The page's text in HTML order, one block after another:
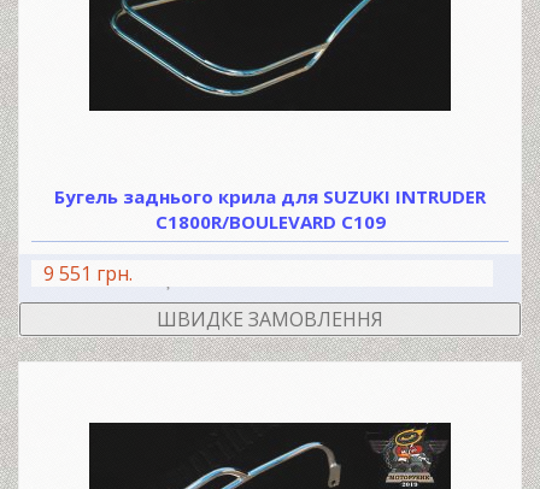
Бугель заднього крила для SUZUKI INTRUDER
C1800R/BOULEVARD C109
9 551 грн.
ШВИДКЕ ЗАМОВЛЕННЯ